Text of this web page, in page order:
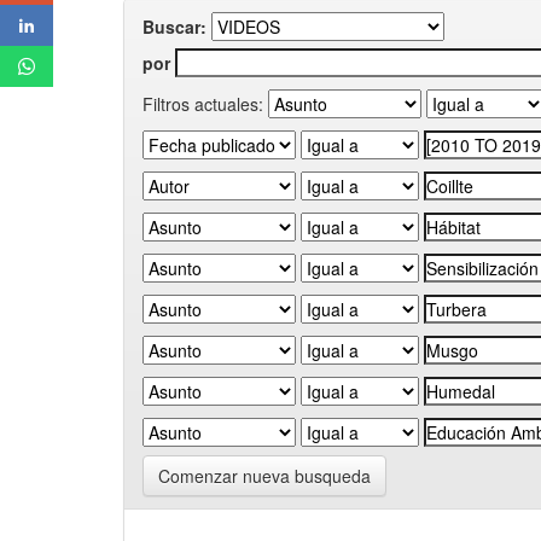
Buscar:
por
Filtros actuales:
Comenzar nueva busqueda